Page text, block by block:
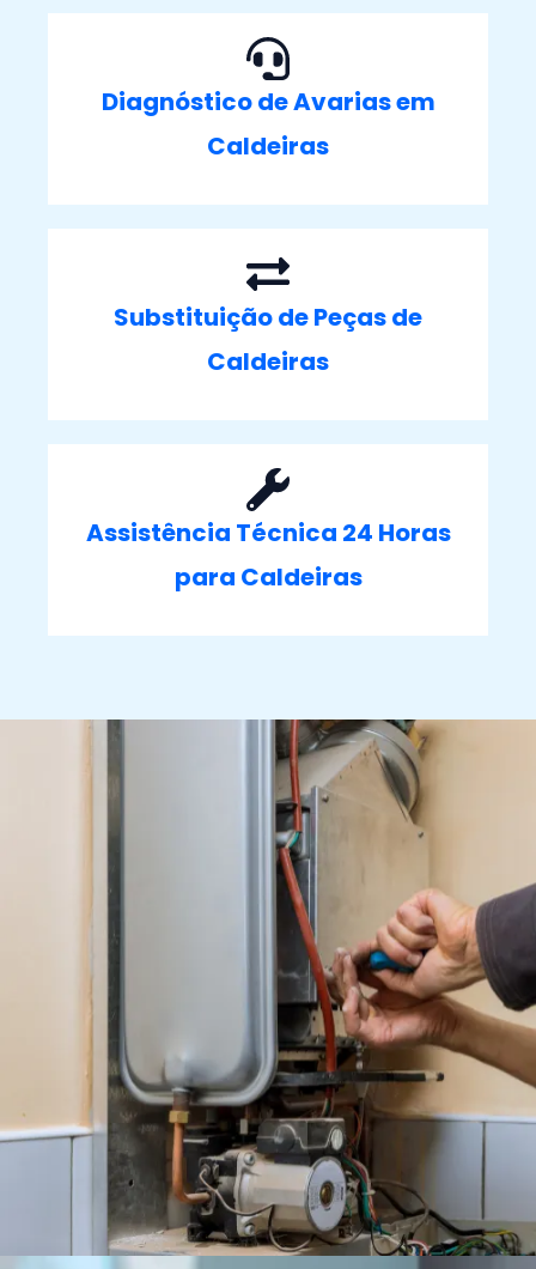
Diagnóstico de Avarias em
Caldeiras
Substituição de Peças de
Caldeiras
Assistência Técnica 24 Horas
para Caldeiras